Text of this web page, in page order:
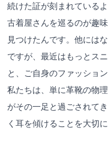
続けた証が刻まれている
古着屋さんを巡るのが趣
見つけたんです。他には
ですが、最近はもっとス
と、ご自身のファッショ
私たちは、単に革靴の物
がその一足と過ごされて
く耳を傾けることを大切に